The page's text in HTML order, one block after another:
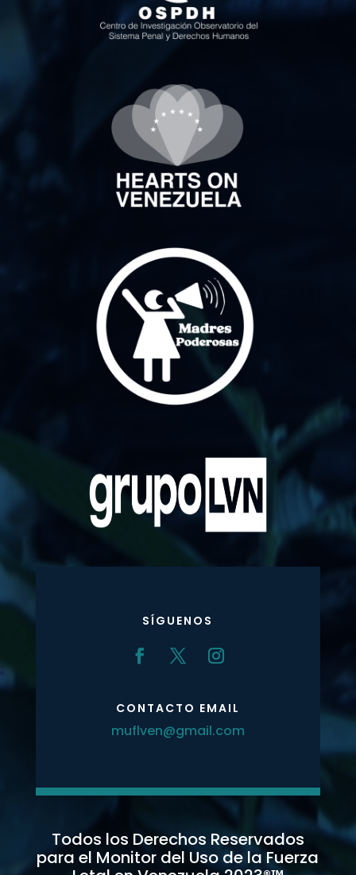
SÍGUENOS
CONTACTO EMAIL
muflven@gmail.com
Todos los Derechos Reservados
para el Monitor del Uso de la Fuerza